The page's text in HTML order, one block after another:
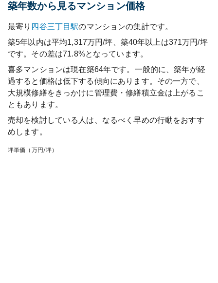
築年数から見るマンション価格
最寄り 四谷三丁目駅のマンションの集計です。
築5年以内は平均1,317万円/坪、築40年以上は371万円/坪
です。その差は71.8%となっています。
喜多マンションは現在築64年です。一般的に、築年が経
過すると価格は低下する傾向にあります。その一方で、
大規模修繕をきっかけに管理費・修繕積立金は上がるこ
ともあります。
売却を検討している人は、なるべく早めの行動をおすす
めします。
坪単価（万円/坪）